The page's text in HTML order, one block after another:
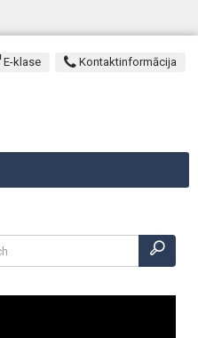
E-klase Kontaktinformācija